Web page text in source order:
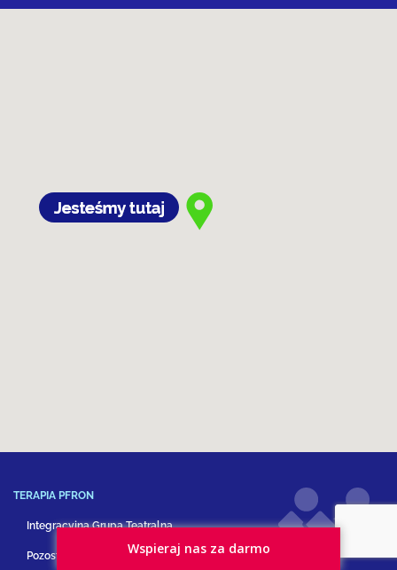
TERAPIA PFRON
Integracyjna Grupa Teatralna
Pozostałe formy terapiiWspieraj nas za darmo